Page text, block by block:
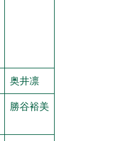
奥井凛
勝谷裕美